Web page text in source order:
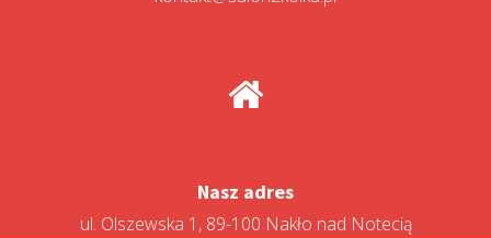
Nasz adres
ul. Olszewska 1, 89-100 Nakło nad Notecią